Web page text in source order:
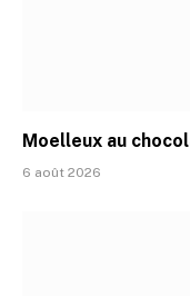
Moelleux au
6 août 2026